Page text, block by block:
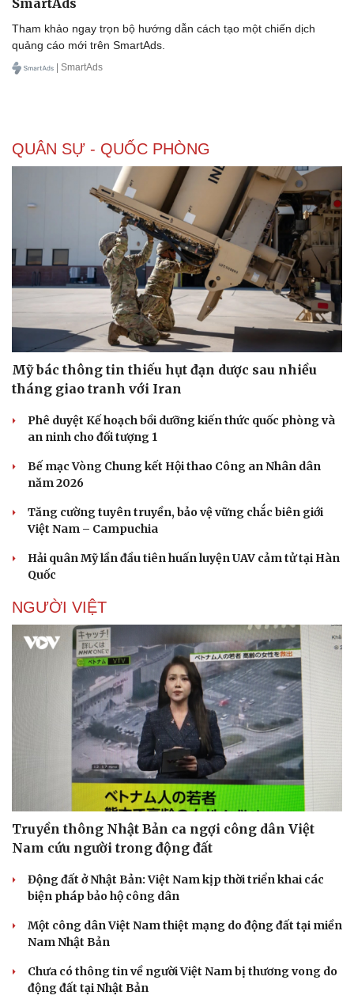
Doanh nghiệp
Vì cộng đồng
Chuyển đổi số
SmartAds
Tham khảo ngay trọn bộ hướng dẫn cách tạo một chiến dịch
quảng cáo mới trên SmartAds.
| SmartAds
QUÂN SỰ - QUỐC PHÒNG
Mỹ bác thông tin thiếu hụt đạn dược sau nhiều
tháng giao tranh với Iran
Phê duyệt Kế hoạch bồi dưỡng kiến thức quốc phòng và
an ninh cho đối tượng 1
Bế mạc Vòng Chung kết Hội thao Công an Nhân dân
năm 2026
Tăng cường tuyên truyền, bảo vệ vững chắc biên giới
Việt Nam – Campuchia
Hải quân Mỹ lần đầu tiên huấn luyện UAV cảm tử tại Hàn
Quốc
NGƯỜI VIỆT
Truyền thông Nhật Bản ca ngợi công dân Việt
Nam cứu người trong động đất
Động đất ở Nhật Bản: Việt Nam kịp thời triển khai các
biện pháp bảo hộ công dân
Một công dân Việt Nam thiệt mạng do động đất tại miền
Nam Nhật Bản
Chưa có thông tin về người Việt Nam bị thương vong do
động đất tại Nhật Bản